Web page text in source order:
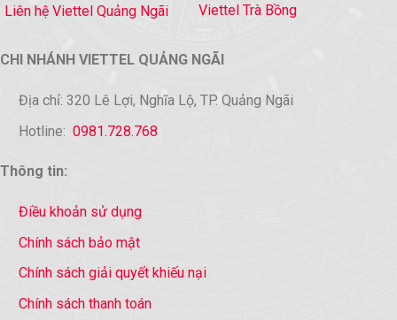
Liên hệ Viettel Quảng Ngãi
Viettel Trà Bồng
CHI NHÁNH VIETTEL QUẢNG NGÃI
Địa chỉ: 320 Lê Lợi, Nghĩa Lộ, TP. Quảng Ngãi
Hotline: 0981.728.768
Thông tin:
Điều khoản sử dụng
Chính sách bảo mật
Chính sách giải quyết khiếu nại
Chính sách thanh toán